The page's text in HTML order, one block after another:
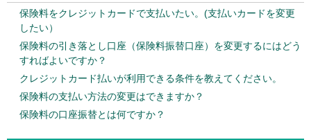
保険料をクレジットカードで支払いたい。(支払いカードを変更
したい）
保険料の引き落とし口座（保険料振替口座）を変更するにはどう
すればよいですか？
クレジットカード払いが利用できる条件を教えてください。
保険料の支払い方法の変更はできますか？
保険料の口座振替とは何ですか？